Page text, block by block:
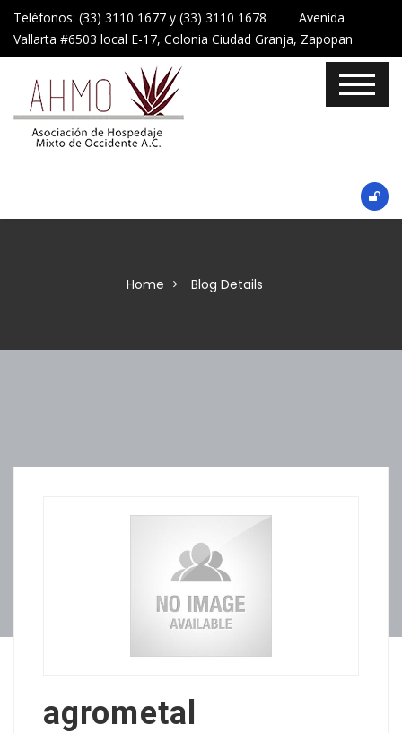
Teléfonos: (33) 3110 1677 y (33) 3110 1678 Avenida
Vallarta #6503 local E-17, Colonia Ciudad Granja, Zapopan
Home Blog Details
agrometal